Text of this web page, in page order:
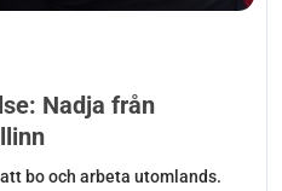
Nadja från
bo och arbeta utomlands.